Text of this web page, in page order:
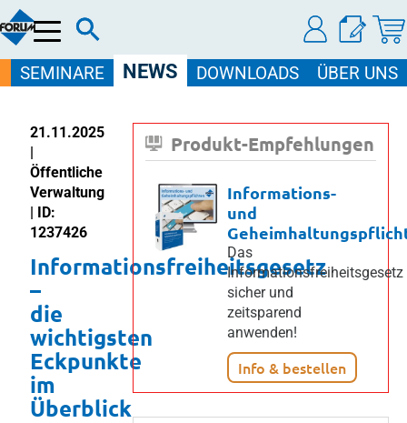
Menü
SEMINARE NEWS DOWNLOADS ÜBER UNS
21.11.2025
|
Öffentliche
Verwaltung
| ID:
1237426
Informationsfreiheitsgesetz
–
die
wichtigsten
Eckpunkte
im
Überblick
Produkt-Empfehlungen
Informations-
und
Das
Informationsfreiheitsgesetz
sicher und
zeitsparend
anwenden!
Info & bestellen